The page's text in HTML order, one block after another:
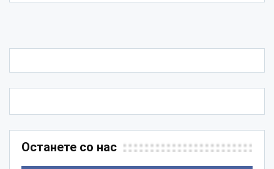
Останете со нас